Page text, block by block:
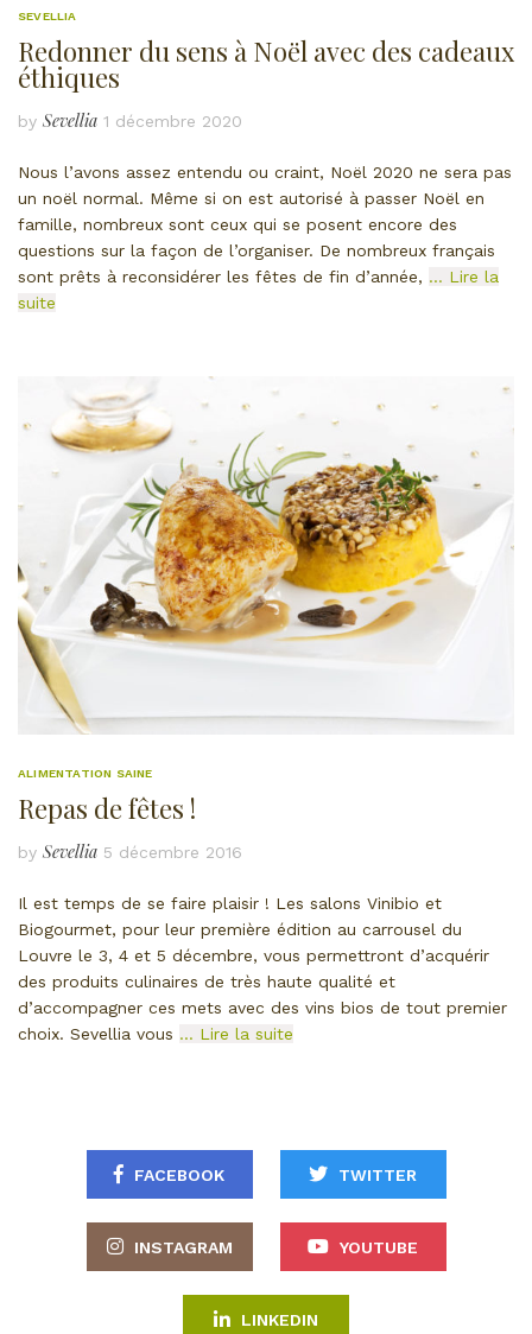
SEVELLIA
Redonner du sens à Noël avec des cadeaux
éthiques
by Sevellia 1 décembre 2020
Nous l’avons assez entendu ou craint, Noël 2020 ne sera pas
un noël normal. Même si on est autorisé à passer Noël en
famille, nombreux sont ceux qui se posent encore des
questions sur la façon de l’organiser. De nombreux français
sont prêts à reconsidérer les fêtes de fin d’année, … Lire la
suite
ALIMENTATION SAINE
Repas de fêtes !
by Sevellia 5 décembre 2016
Il est temps de se faire plaisir ! Les salons Vinibio et
Biogourmet, pour leur première édition au carrousel du
Louvre le 3, 4 et 5 décembre, vous permettront d’acquérir
des produits culinaires de très haute qualité et
d’accompagner ces mets avec des vins bios de tout premier
choix. Sevellia vous … Lire la suite
FACEBOOK TWITTER
INSTAGRAM YOUTUBE
LINKEDIN